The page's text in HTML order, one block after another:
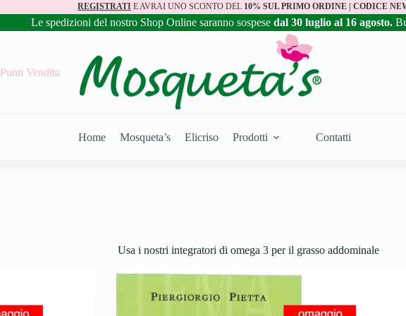
REGISTRATI E AVRAI UNO SCONTO DEL 10% SUL PRIMO ORDINE | CODICE
Le spedizioni del nostro Shop Online saranno sospese dal 30 luglio al 16 agosto.
Punti Vendita
Home Mosqueta’s Elicriso Prodotti Contatti
Usa i nostri integratori di omega 3 per il grasso addominale